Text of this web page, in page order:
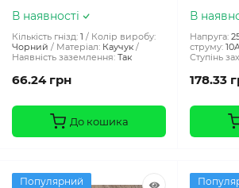
В наявності
Кількість гнізд: 1
Колір виробу:
Чорний
Матеріал: Каучук
Наявність заземлення: Так
66.24 грн
До кошика
В
Напруга:
струму:
Ступінь
178.33
Популярний